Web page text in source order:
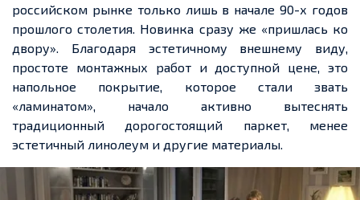
российском рынке только лишь в начале 90-х годов
прошлого столетия. Новинка сразу же «пришлась ко
двору». Благодаря эстетичному внешнему виду,
простоте монтажных работ и доступной цене, это
напольное покрытие, которое стали звать
«ламинатом», начало активно вытеснять
традиционный дорогостоящий паркет, менее
эстетичный линолеум и другие материалы.